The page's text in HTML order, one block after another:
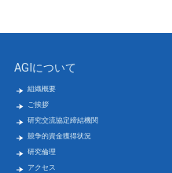
AGIについて
組織概要
ご挨拶
研究交流協定締結機関
競争的資金獲得状況
研究倫理
アクセス